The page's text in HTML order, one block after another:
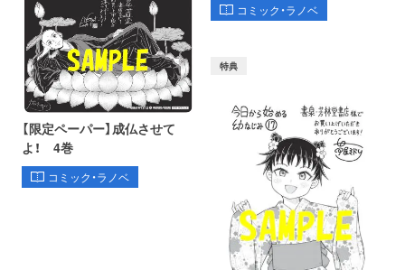
コミック・ラノベ
【限定ペーパー】成仏させて
よ！ 4巻
コミック・ラノベ
特典